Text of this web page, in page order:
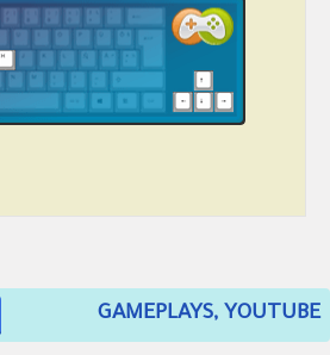
GAMEPLAYS, YOUTUBE